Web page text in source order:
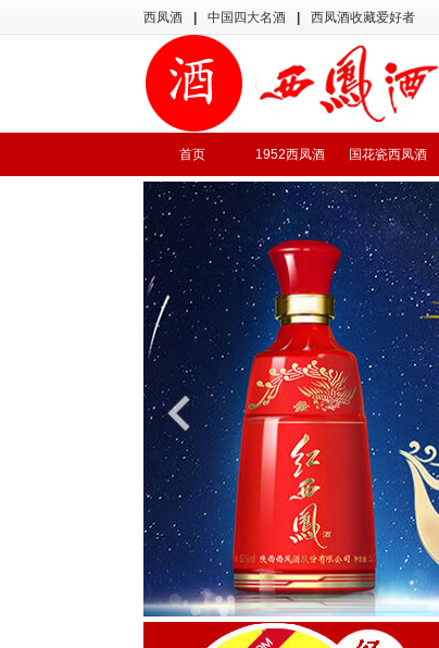
西凤酒 中国四大名酒 西凤酒收藏爱好者
首页 1952西凤酒 国花瓷西凤酒